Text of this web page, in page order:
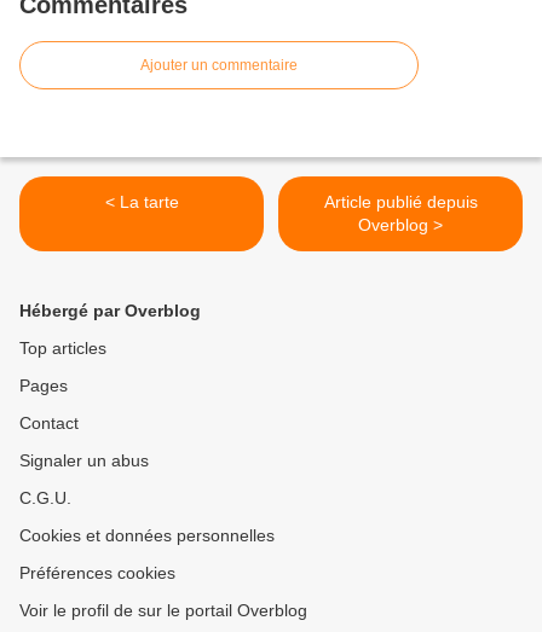
Ajouter un commentaire
< La tarte
Article publié depuis
Overblog >
Hébergé par Overblog
Top articles
Pages
Contact
Signaler un abus
C.G.U.
Cookies et données personnelles
Préférences cookies
Voir le profil de sur le portail Overblog